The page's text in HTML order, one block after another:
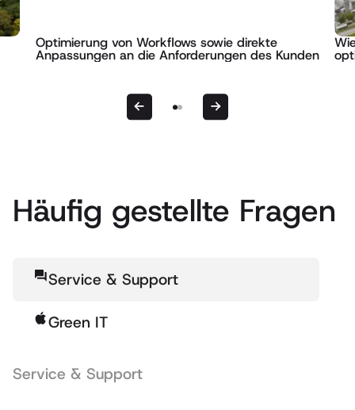
Optimierung von Workflows sowie direkte
Anpassungen an die Anforderungen des Kunden
Häufig gestellte Fragen
Service & Support
Green IT
Service & Support